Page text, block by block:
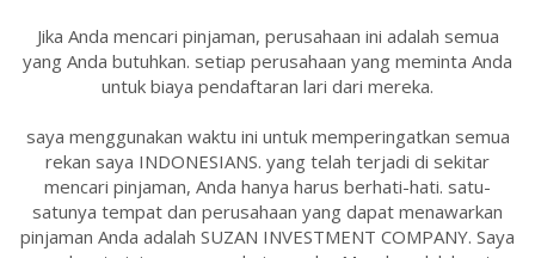
Jika Anda mencari pinjaman, perusahaan ini adalah semua
yang Anda butuhkan. setiap perusahaan yang meminta Anda
untuk biaya pendaftaran lari dari mereka.
saya menggunakan waktu ini untuk memperingatkan semua
rekan saya INDONESIANS. yang telah terjadi di sekitar
mencari pinjaman, Anda hanya harus berhati-hati. satu-
satunya tempat dan perusahaan yang dapat menawarkan
pinjaman Anda adalah SUZAN INVESTMENT COMPANY. Saya